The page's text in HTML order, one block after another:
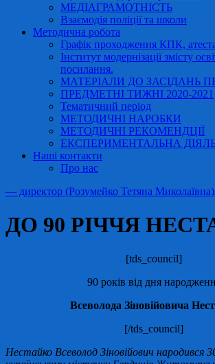
МЕДІАГРАМОТНІСТЬ
Взаємодія поліції та школи
Методична робота
Графік проходження КПК,
Інститут модернізації змісту
посилання.
МАТЕРІАЛИ ДО ЗАСІДАНЬ
ПРЕДМЕТНІ ТИЖНІ 2020-2021
Тематичний період
МЕТОДИЧНІ НАРОБКИ
МЕТОДИЧНІ РЕКОМЕНДЦІЇ
ЕКСПЕРИМЕНТАЛЬНА
Наші контакти
Про нас
— директор (Розумейко Тетяна Миколаївна)
ДО 90 РІЧЧЯ
[tds_council]
90 років від дня
Всеволода Зіновійовича
[/tds_council]
Нестайко Всеволод Зіновійович народився